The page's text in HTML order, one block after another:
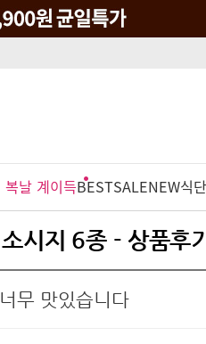
복날 계이득BESTSALENEW식
시지 6종 - 상품후기
무 맛있습니다